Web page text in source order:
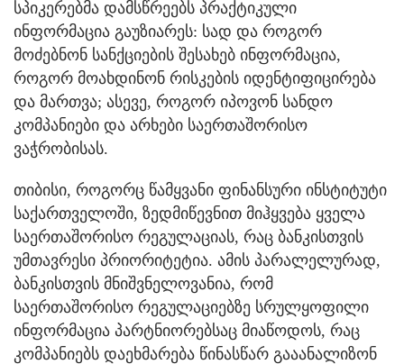
სპიკერებმა დამსწრეებს პრაქტიკული
ინფორმაცია გაუზიარეს: სად და როგორ
მოძებნონ სანქციების შესახებ ინფორმაცია,
როგორ მოახდინონ რისკების იდენტიფიცირება
და მართვა; ასევე, როგორ იპოვონ სანდო
კომპანიები და არხები საერთაშორისო
ვაჭრობისას.
თიბისი, როგორც წამყვანი ფინანსური ინსტიტუტი
საქართველოში, ზედმიწევნით მიჰყვება ყველა
საერთაშორისო რეგულაციას, რაც ბანკისთვის
უმთავრესი პრიორიტეტია. ამის პარალელურად,
ბანკისთვის მნიშვნელოვანია, რომ
საერთაშორისო რეგულაციებზე სრულყოფილი
ინფორმაცია პარტნიორებსაც მიაწოდოს, რაც
კომპანიებს დაეხმარება წინასწარ გააანალიზონ